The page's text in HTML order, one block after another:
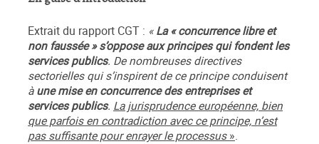
Extrait du rapport CGT : «La « concurrence libre et
non faussée » s’oppose aux principes qui fondent les
services publics. De nombreuses directives
sectorielles qui s’inspirent de ce principe conduisent
àune mise en concurrence des entreprises et
services publics. La jurisprudence européenne, bien
que parfois en contradiction avec ce principe, n’est
pas suffisante pour enrayer le processus».